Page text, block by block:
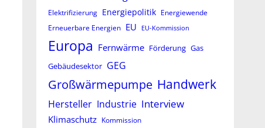
Elektrifizierung Energiepolitik Energiewende
Erneuerbare Energien EU EU-Kommission
Europa Fernwärme Förderung Gas
Gebäudesektor GEG
Großwärmepumpe Handwerk
Hersteller Industrie Interview
Klimaschutz Kommission